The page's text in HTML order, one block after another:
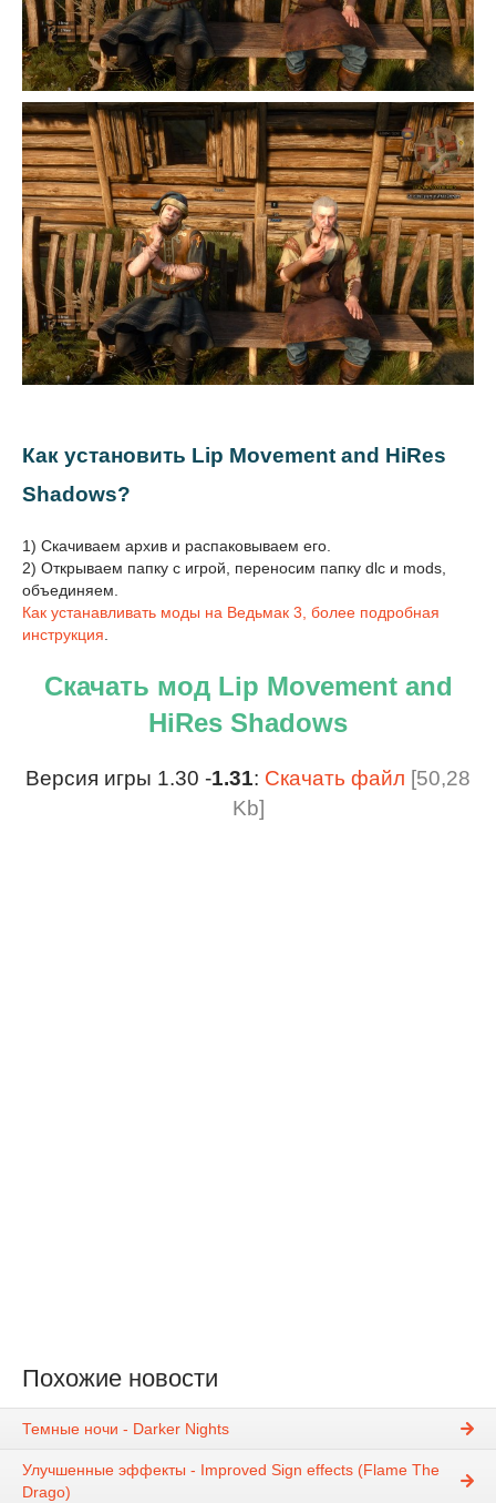
Как установить Lip Movement and HiRes
Shadows?
1) Скачиваем архив и распаковываем его.
2) Открываем папку с игрой, переносим папку dlc и mods,
объединяем.
Как устанавливать моды на Ведьмак 3, более подробная
инструкция
Скачать мод Lip Movement and
HiRes Shadows
Версия игры 1.30 -1.31: Скачать файл [50,28
Kb]
Похожие новости
Темные ночи - Darker Nights
Улучшенные эффекты - Improved Sign effects (Flame The
Drago)